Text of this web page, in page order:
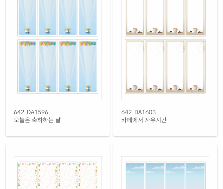
CL642YP-DN044
642-DA1596
오늘은 축하하는 날
642-DA1603
카페에서 자유시간